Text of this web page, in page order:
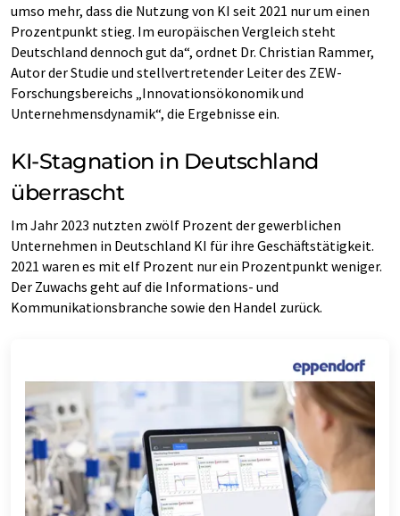
umso mehr, dass die Nutzung von KI seit 2021 nur um einen
Prozentpunkt stieg. Im europäischen Vergleich steht
Deutschland dennoch gut da“, ordnet Dr. Christian Rammer,
Autor der Studie und stellvertretender Leiter des ZEW-
Forschungsbereichs „Innovationsökonomik und
Unternehmensdynamik“, die Ergebnisse ein.
KI-Stagnation in Deutschland
überrascht
Im Jahr 2023 nutzten zwölf Prozent der gewerblichen
Unternehmen in Deutschland KI für ihre Geschäftstätigkeit.
2021 waren es mit elf Prozent nur ein Prozentpunkt weniger.
Der Zuwachs geht auf die Informations- und
Kommunikationsbranche sowie den Handel zurück.